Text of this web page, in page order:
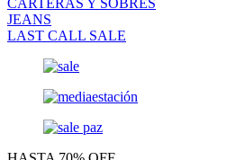
CARTERAS Y SOBRES
JEANS
LAST CALL SALE